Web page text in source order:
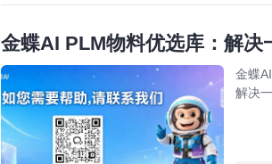
金蝶AI PLM物料优选库：解
金蝶
解决